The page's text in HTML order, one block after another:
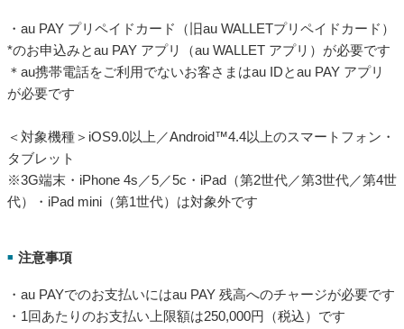
・au PAY プリペイドカード（旧au WALLETプリペイドカード）
*のお申込みとau PAY アプリ（au WALLET アプリ）が必要です
＊au携帯電話をご利用でないお客さまはau IDとau PAY アプリ
が必要です
＜対象機種＞iOS9.0以上／Android™4.4以上のスマートフォン・
タブレット
※3G端末・iPhone 4s／5／5c・iPad（第2世代／第3世代／第4世
代）・iPad mini（第1世代）は対象外です
■ 注意事項
・au PAYでのお支払いにはau PAY 残高へのチャージが必要です
・1回あたりのお支払い上限額は250,000円（税込）です